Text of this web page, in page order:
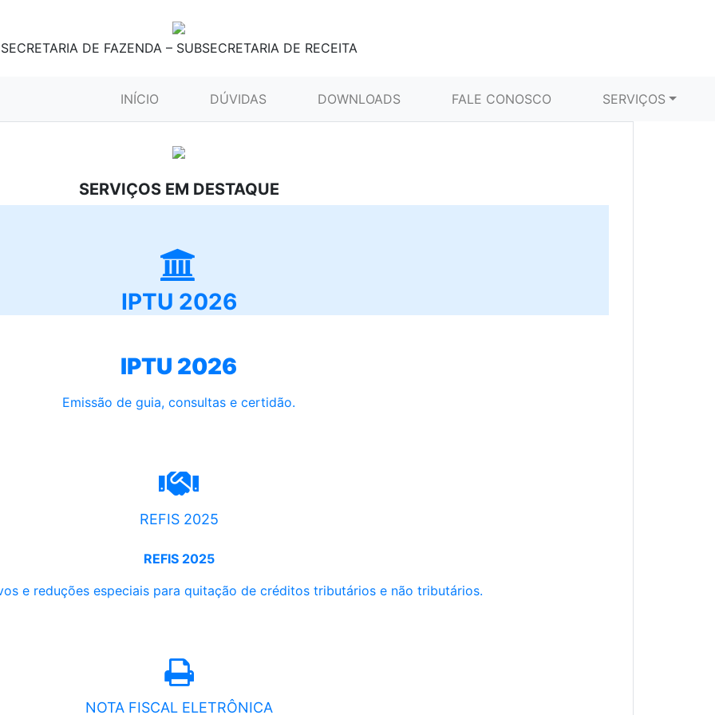
SECRETARIA DE FAZENDA – SUBSECRETARIA DE RECEITA
INÍCIO (CURRENT)DÚVIDAS DOWNLOADS FALE CONOSCO SERVIÇOS
SERVIÇOS EM DESTAQUE
IPTU 2026
IPTU 2026
Emissão de guia, consultas e certidão.
REFIS 2025
REFIS 2025
e reduções especiais para quitação de créditos tributários e não tributários.
NOTA FISCAL ELETRÔNICA